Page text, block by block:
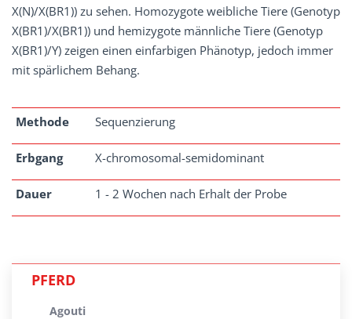
X(N)/X(BR1)) zu sehen. Homozygote weibliche Tiere (Genotyp
X(BR1)/X(BR1)) und hemizygote männliche Tiere (Genotyp
X(BR1)/Y) zeigen einen einfarbigen Phänotyp, jedoch immer
mit spärlichem Behang.
Methode Sequenzierung
Erbgang X-chromosomal-semidominant
Dauer 1 - 2 Wochen nach Erhalt der Probe
PFERD
Agouti